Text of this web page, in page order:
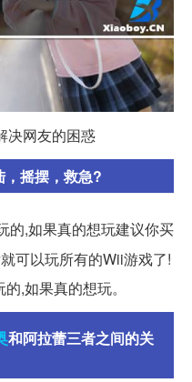
决网友的困惑
，摇摆，救急?
的,如果真的想玩建议你买
可以玩所有的Wii游戏了!
,如果真的想玩。
和阿拉蕾三者之间的关